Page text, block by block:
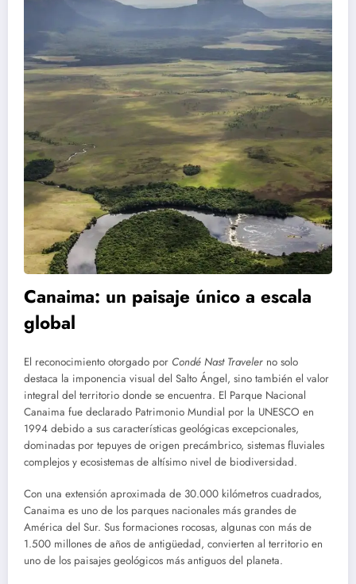
Canaima: un paisaje único a escala
global
El reconocimiento otorgado por Condé Nast Traveler no solo
destaca la imponencia visual del Salto Ángel, sino también el valor
integral del territorio donde se encuentra. El Parque Nacional
Canaima fue declarado Patrimonio Mundial por la UNESCO en
1994 debido a sus características geológicas excepcionales,
dominadas por tepuyes de origen precámbrico, sistemas fluviales
complejos y ecosistemas de altísimo nivel de biodiversidad.
Con una extensión aproximada de 30.000 kilómetros cuadrados,
Canaima es uno de los parques nacionales más grandes de
América del Sur. Sus formaciones rocosas, algunas con más de
1.500 millones de años de antigüedad, convierten al territorio en
uno de los paisajes geológicos más antiguos del planeta.